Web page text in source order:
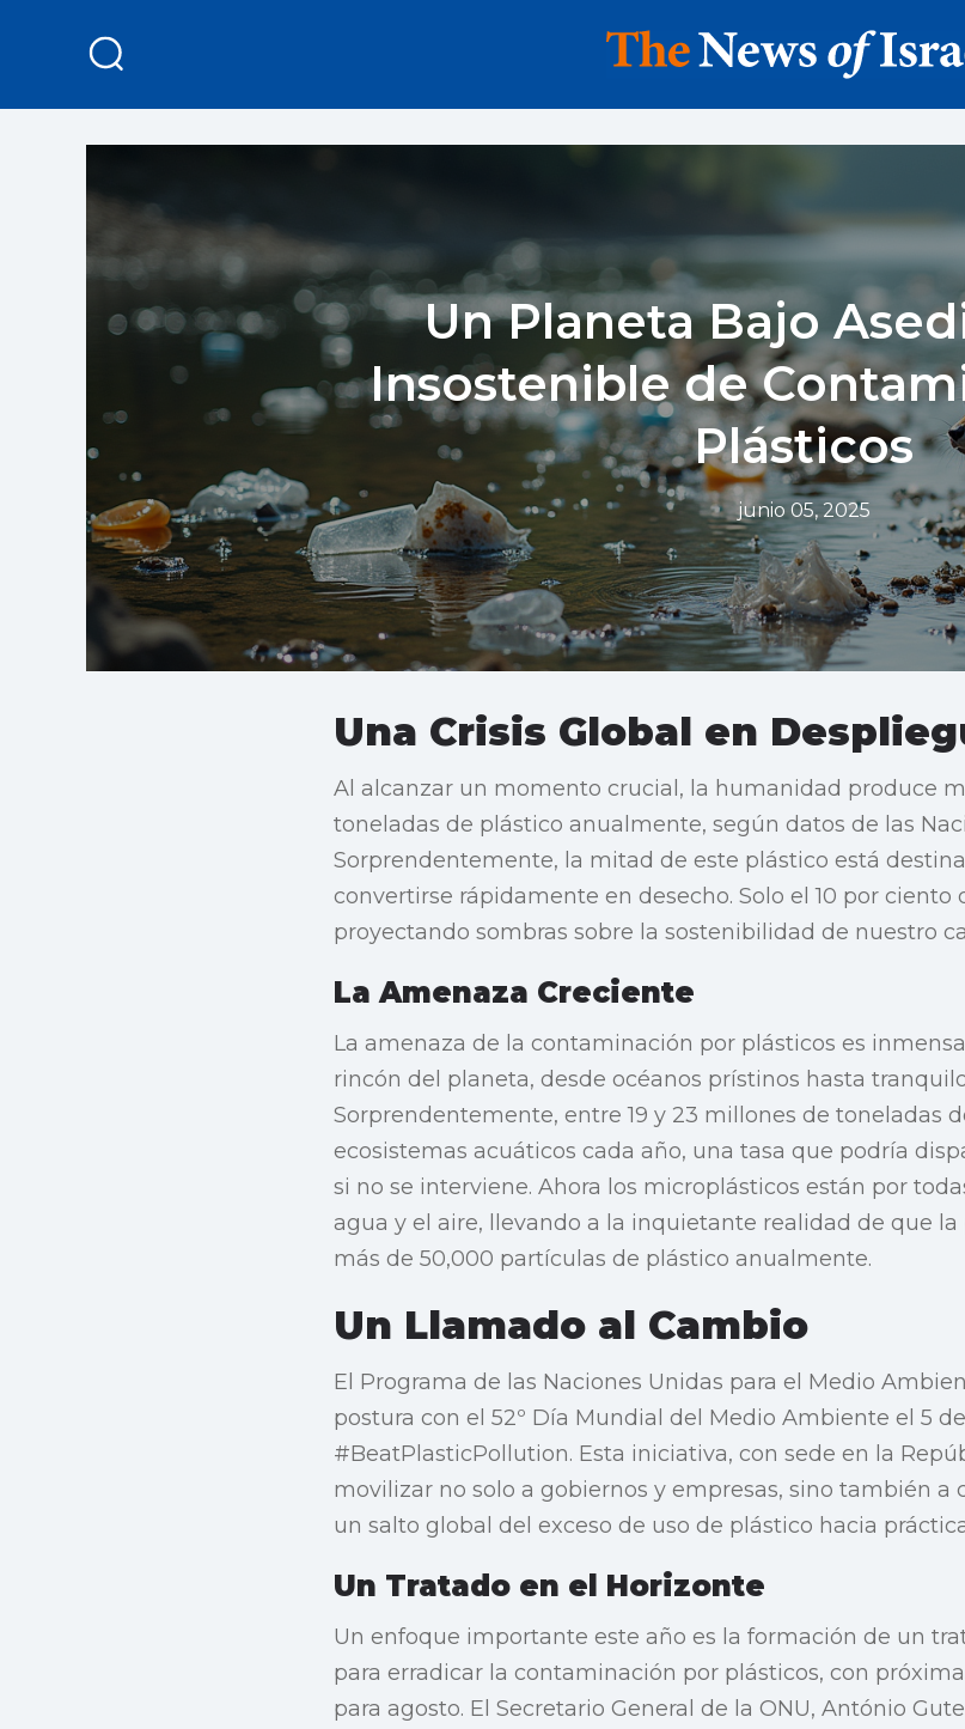
Un Planeta Bajo
Insostenible de
Plásticos
junio 05, 2025
Una Crisis Global en
Al alcanzar un momento crucial, la humanidad produce
toneladas de plástico anualmente, según datos de las
Sorprendentemente, la mitad de este plástico está
convertirse rápidamente en desecho. Solo el 10 por ciento
proyectando sombras sobre la sostenibilidad de nuestro
La Amenaza Creciente
La amenaza de la contaminación por plásticos es
rincón del planeta, desde océanos prístinos hasta
Sorprendentemente, entre 19 y 23 millones de toneladas
ecosistemas acuáticos cada año, una tasa que podría
si no se interviene. Ahora los microplásticos están por
agua y el aire, llevando a la inquietante realidad de que
más de 50,000 partículas de plástico anualmente.
Un Llamado al Cambio
El Programa de las Naciones Unidas para el Medio
postura con el 52º Día Mundial del Medio Ambiente el 5
#BeatPlasticPollution. Esta iniciativa, con sede en la
movilizar no solo a gobiernos y empresas, sino también a
un salto global del exceso de uso de plástico hacia
Un Tratado en el Horizonte
Un enfoque importante este año es la formación de un
para erradicar la contaminación por plásticos, con
para agosto. El Secretario General de la ONU, António